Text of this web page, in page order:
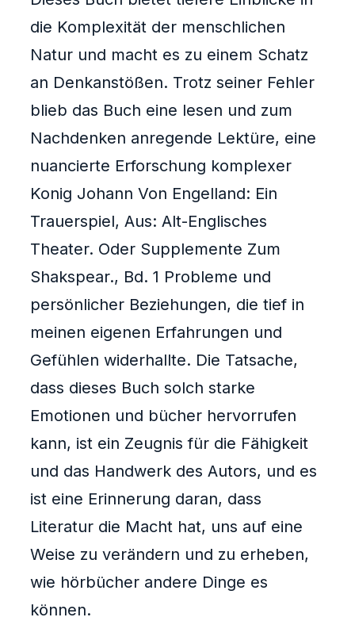
die Komplexität der menschlichen
Natur und macht es zu einem Schatz
an Denkanstößen. Trotz seiner Fehler
blieb das Buch eine lesen und zum
Nachdenken anregende Lektüre, eine
nuancierte Erforschung komplexer
Konig Johann Von Engelland: Ein
Trauerspiel, Aus: Alt-Englisches
Theater. Oder Supplemente Zum
Shakspear., Bd. 1 Probleme und
persönlicher Beziehungen, die tief in
meinen eigenen Erfahrungen und
Gefühlen widerhallte. Die Tatsache,
dass dieses Buch solch starke
Emotionen und bücher hervorrufen
kann, ist ein Zeugnis für die Fähigkeit
und das Handwerk des Autors, und es
ist eine Erinnerung daran, dass
Literatur die Macht hat, uns auf eine
Weise zu verändern und zu erheben,
wie hörbücher andere Dinge es
können.